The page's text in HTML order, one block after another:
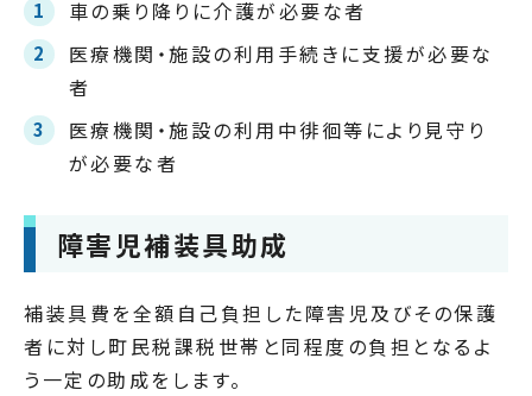
車の乗り降りに介護が必要な者
医療機関・施設の利用手続きに支援が必要な
者
医療機関・施設の利用中徘徊等により見守り
が必要な者
障害児補装具助成
補装具費を全額自己負担した障害児及びその保護
者に対し町民税課税世帯と同程度の負担となるよ
う一定の助成をします。